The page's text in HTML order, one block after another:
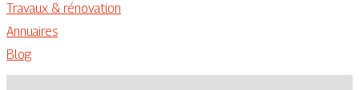
Travaux & rénovation
Annuaires
Blog